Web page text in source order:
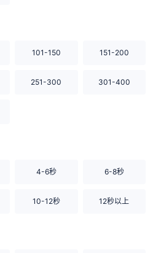
101-150 151-200
251-300 301-400
4-6秒 6-8秒
10-12秒 12秒以上